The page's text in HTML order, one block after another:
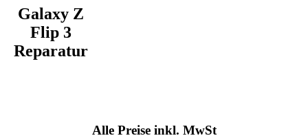
Galaxy Z
Flip 3
Reparatur
Alle Preise inkl. MwSt